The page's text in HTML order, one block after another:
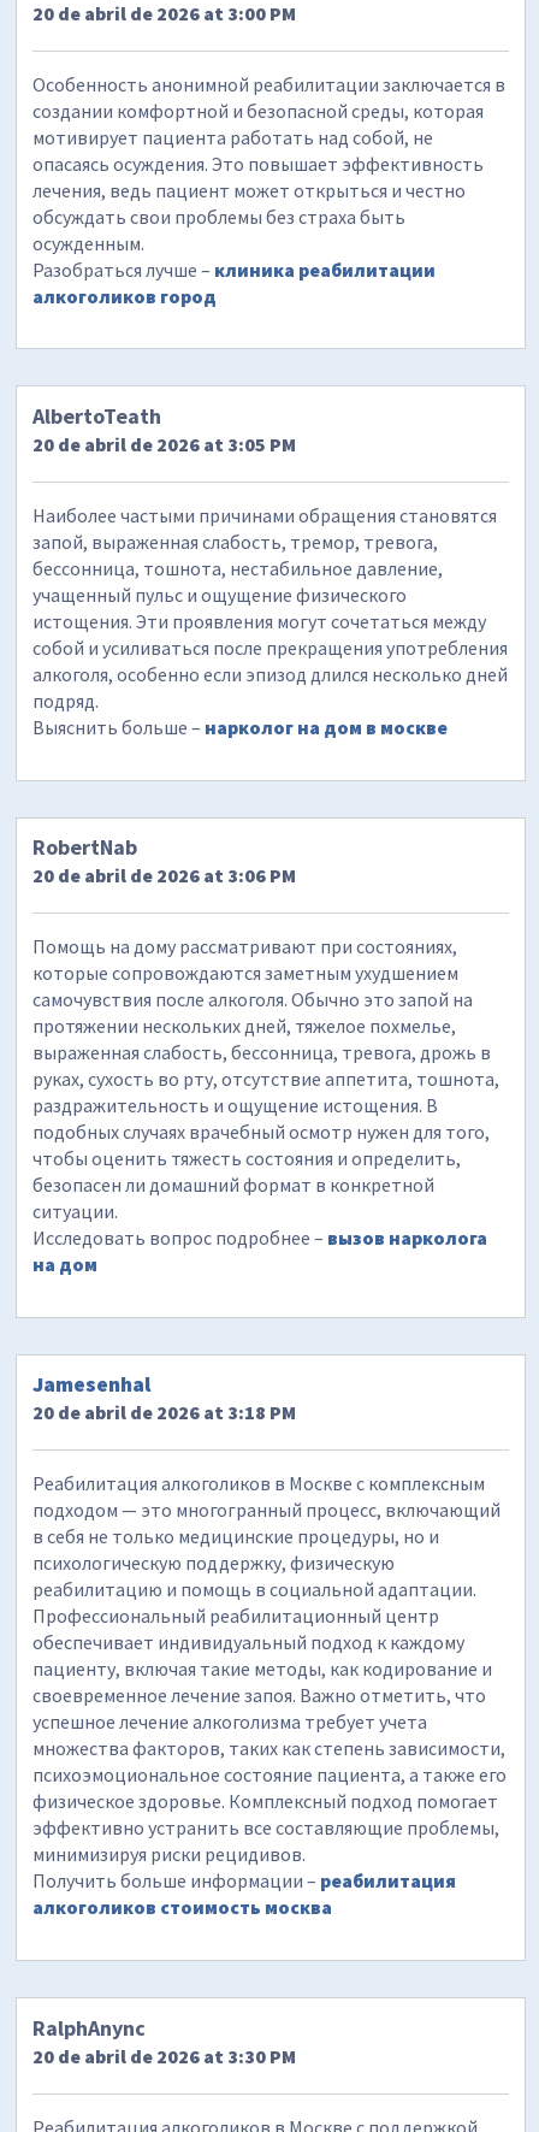
20 de abril de 2026 at 3:00 PM
Особенность анонимной реабилитации заключается в
создании комфортной и безопасной среды, которая
мотивирует пациента работать над собой, не
опасаясь осуждения. Это повышает эффективность
лечения, ведь пациент может открыться и честно
обсуждать свои проблемы без страха быть
осужденным.
Разобраться лучше – клиника реабилитации
алкоголиков город
AlbertoTeath
20 de abril de 2026 at 3:05 PM
Наиболее частыми причинами обращения становятся
запой, выраженная слабость, тремор, тревога,
бессонница, тошнота, нестабильное давление,
учащенный пульс и ощущение физического
истощения. Эти проявления могут сочетаться между
собой и усиливаться после прекращения употребления
алкоголя, особенно если эпизод длился несколько дней
подряд.
Выяснить больше – нарколог на дом в москве
RobertNab
20 de abril de 2026 at 3:06 PM
Помощь на дому рассматривают при состояниях,
которые сопровождаются заметным ухудшением
самочувствия после алкоголя. Обычно это запой на
протяжении нескольких дней, тяжелое похмелье,
выраженная слабость, бессонница, тревога, дрожь в
руках, сухость во рту, отсутствие аппетита, тошнота,
раздражительность и ощущение истощения. В
подобных случаях врачебный осмотр нужен для того,
чтобы оценить тяжесть состояния и определить,
безопасен ли домашний формат в конкретной
ситуации.
Исследовать вопрос подробнее – вызов нарколога
на дом
Jamesenhal
20 de abril de 2026 at 3:18 PM
Реабилитация алкоголиков в Москве с комплексным
подходом — это многогранный процесс, включающий
в себя не только медицинские процедуры, но и
психологическую поддержку, физическую
реабилитацию и помощь в социальной адаптации.
Профессиональный реабилитационный центр
обеспечивает индивидуальный подход к каждому
пациенту, включая такие методы, как кодирование и
своевременное лечение запоя. Важно отметить, что
успешное лечение алкоголизма требует учета
множества факторов, таких как степень зависимости,
психоэмоциональное состояние пациента, а также его
физическое здоровье. Комплексный подход помогает
эффективно устранить все составляющие проблемы,
минимизируя риски рецидивов.
Получить больше информации – реабилитация
алкоголиков стоимость москва
RalphAnync
20 de abril de 2026 at 3:30 PM
Реабилитация алкоголиков в Москве с поддержкой